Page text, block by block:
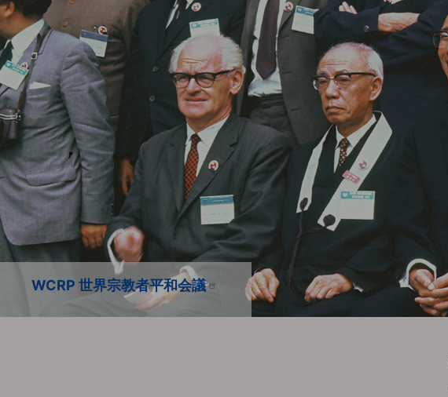
Photo FUMITO SUZUKI
WCRP 世界宗教者平和会議
WCRP 世界宗教者平和会議
お会式 1995/10/12